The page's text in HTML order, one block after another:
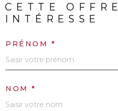
CETTE OFFRE
INTÉRESSE
PRÉNOM *
NOM *